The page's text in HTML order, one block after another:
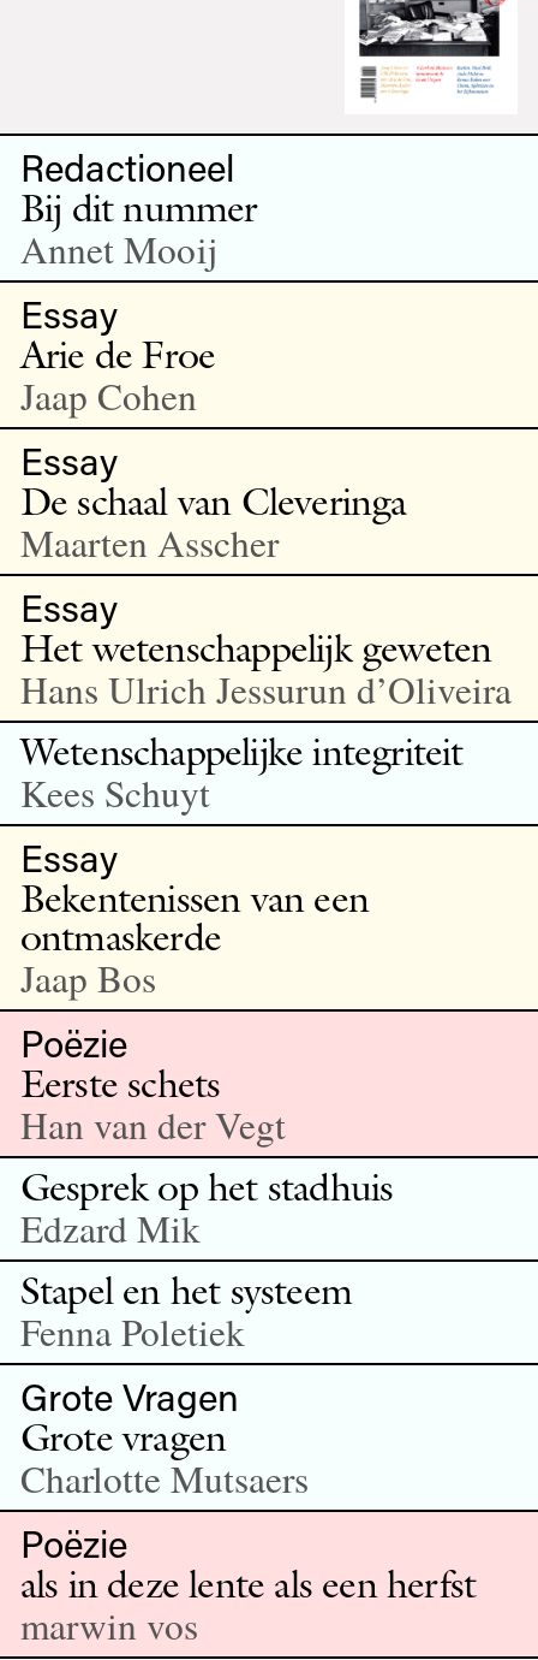
Redactioneel
Bij dit nummer
Annet Mooij
Essay
Arie de Froe
Jaap Cohen
Essay
De schaal van Cleveringa
Maarten Asscher
Essay
Het wetenschappelijk geweten
Hans Ulrich Jessurun d’Oliveira
Wetenschappelijke integriteit
Kees Schuyt
Essay
Bekentenissen van een
ontmaskerde
Jaap Bos
Poëzie
Eerste schets
Han van der Vegt
Gesprek op het stadhuis
Edzard Mik
Stapel en het systeem
Fenna Poletiek
Grote Vragen
Grote vragen
Charlotte Mutsaers
Poëzie
als in deze lente als een herfst
marwin vos